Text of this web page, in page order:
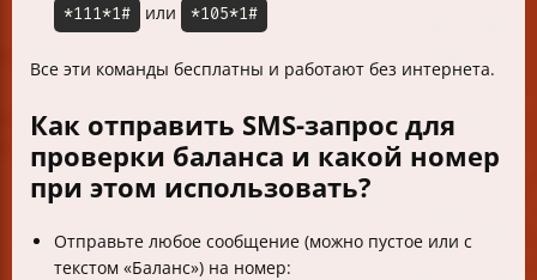
*111*1# или *105*1#
Все эти команды бесплатны и работают без интернета.
Как отправить SMS-запрос для
проверки баланса и какой номер
при этом использовать?
Отправьте любое сообщение (можно пустое или с
текстом «Баланс») на номер: